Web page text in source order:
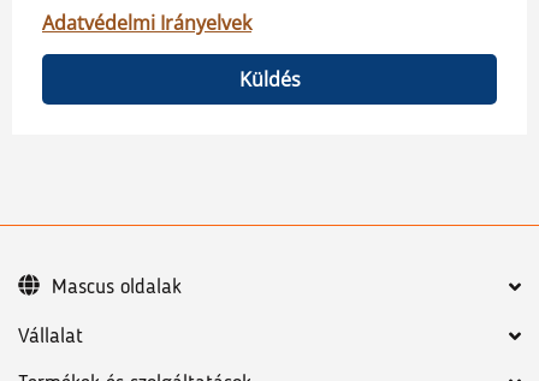
Adatvédelmi Irányelvek
Küldés
Vállalat
Mascus oldalak